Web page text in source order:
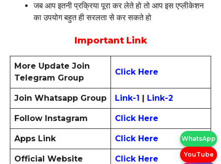
जब आप इतनी प्रक्रिया पूरा कर लेते हो तो आप इस एप्लीकेशन
का उपयोग बहुत ही सरलता से कर सकते हो
Important Link
More Update Join
Telegram Group
Click Here
Join Whatsapp Group Link-1 | Link-2
Follow Instagram Click Here
Apps Link Click Here
Official Website Click Here
WhatsApp
YouTube